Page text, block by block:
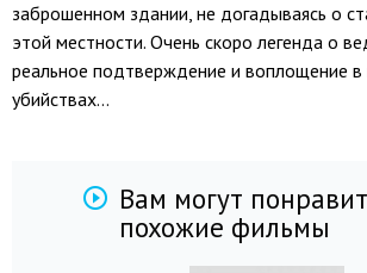
заброшенном здании, не догадываясь о
этой местности. Очень скоро легенда о
реальное подтверждение и воплощение в
убийствах…
Вам могут
похожие фильмы